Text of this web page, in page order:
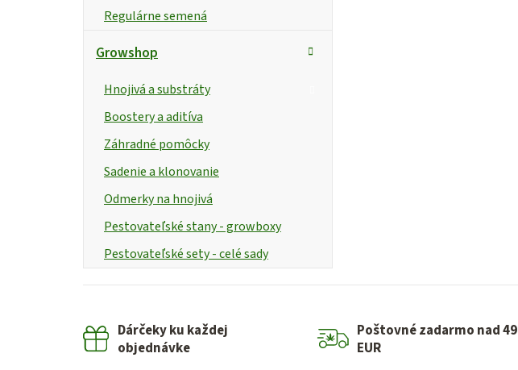
Regulárne semená
Growshop
Hnojivá a substráty
Boostery a aditíva
Záhradné pomôcky
Sadenie a klonovanie
Odmerky na hnojivá
Pestovateľské stany - growboxy
Pestovateľské sety - celé sady
Dárčeky ku každej
objednávke
Poštovné zadarmo nad 49
EUR